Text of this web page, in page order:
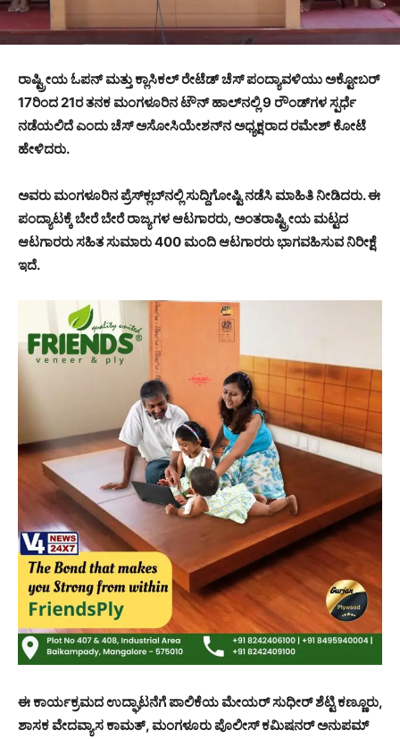
ರಾಷ್ಟ್ರೀಯ ಓಪನ್ ಮತ್ತು ಕ್ಲಾಸಿಕಲ್ ರೇಟೆಡ್ ಚೆಸ್ ಪಂದ್ಯಾವಳಿಯು ಅಕ್ಟೋಬರ್
17ರಿಂದ 21ರ ತನಕ ಮಂಗಳೂರಿನ ಟೌನ್ ಹಾಲ್‍ನಲ್ಲಿ 9 ರೌಂಡ್‍ಗಳ ಸ್ಪರ್ಧೆ
ನಡೆಯಲಿದೆ ಎಂದು ಚೆಸ್ ಅಸೋಸಿಯೇಶನ್‍ನ ಅಧ್ಯಕ್ಷರಾದ ರಮೇಶ್ ಕೋಟೆ
ಹೇಳಿದರು.
ಅವರು ಮಂಗಳೂರಿನ ಪ್ರೆಸ್‍ಕ್ಲಬ್‍ನಲ್ಲಿ ಸುದ್ದಿಗೋಷ್ಟಿ ನಡೆಸಿ ಮಾಹಿತಿ ನೀಡಿದರು. ಈ
ಪಂದ್ಯಾಟಕ್ಕೆ ಬೇರೆ ಬೇರೆ ರಾಜ್ಯಗಳ ಆಟಗಾರರು, ಅಂತರಾಷ್ಟ್ರೀಯ ಮಟ್ಟದ
ಆಟಗಾರರು ಸಹಿತ ಸುಮಾರು 400 ಮಂದಿ ಆಟಗಾರರು ಭಾಗವಹಿಸುವ ನಿರೀಕ್ಷೆ
ಇದೆ.
ಈ ಕಾರ್ಯಕ್ರಮದ ಉದ್ಘಾಟನೆಗೆ ಪಾಲಿಕೆಯ ಮೇಯರ್ ಸುಧೀರ್ ಶೆಟ್ಟಿ ಕಣ್ಣೂರು,
ಶಾಸಕ ವೇದವ್ಯಾಸ ಕಾಮತ್, ಮಂಗಳೂರು ಪೊಲೀಸ್ ಕಮಿಷನರ್ ಅನುಪಮ್